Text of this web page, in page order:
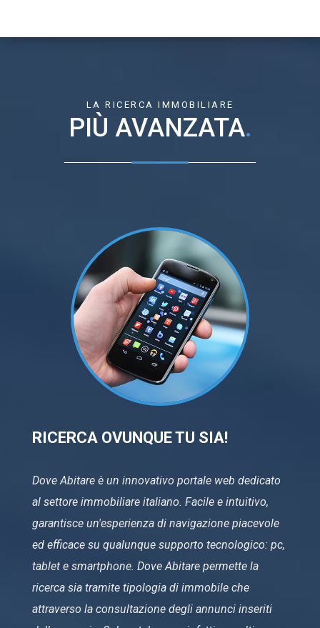
LA RICERCA IMMOBILIARE
PIÙ AVANZATA.
RICERCA OVUNQUE TU SIA!
Dove Abitare è un innovativo portale web dedicato
al settore immobiliare italiano. Facile e intuitivo,
garantisce un'esperienza di navigazione piacevole
ed efficace su qualunque supporto tecnologico: pc,
tablet e smartphone. Dove Abitare permette la
ricerca sia tramite tipologia di immobile che
attraverso la consultazione degli annunci inseriti